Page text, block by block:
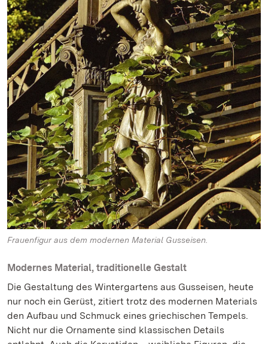
Frauenfigur aus dem modernen Material Gusseisen.
Modernes Material, traditionelle Gestalt
Die Gestaltung des Wintergartens aus Gusseisen, heute
nur noch ein Gerüst, zitiert trotz des modernen Materials
den Aufbau und Schmuck eines griechischen Tempels.
Nicht nur die Ornamente sind klassischen Details